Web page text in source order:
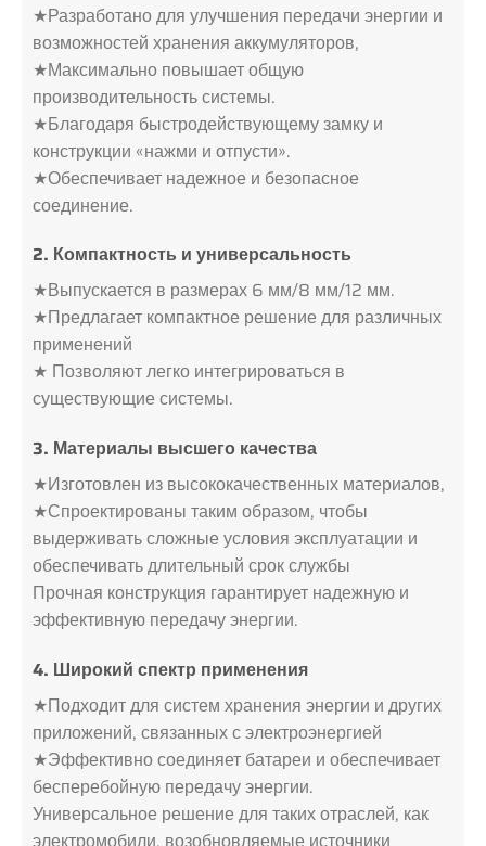
★Разработано для улучшения передачи энергии и
возможностей хранения аккумуляторов,
★Максимально повышает общую
производительность системы.
★Благодаря быстродействующему замку и
конструкции «нажми и отпусти».
★Обеспечивает надежное и безопасное
соединение.
2. Компактность и универсальность
★Выпускается в размерах 6 мм/8 мм/12 мм.
★Предлагает компактное решение для различных
применений
★ Позволяют легко интегрироваться в
существующие системы.
3. Материалы высшего качества
★Изготовлен из высококачественных материалов,
★Спроектированы таким образом, чтобы
выдерживать сложные условия эксплуатации и
обеспечивать длительный срок службы
Прочная конструкция гарантирует надежную и
эффективную передачу энергии.
4. Широкий спектр применения
★Подходит для систем хранения энергии и других
приложений, связанных с электроэнергией
★Эффективно соединяет батареи и обеспечивает
бесперебойную передачу энергии.
Универсальное решение для таких отраслей, как